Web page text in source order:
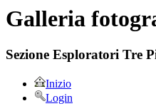
Galleria
Sezione Esploratori Tre
Inizio
Login